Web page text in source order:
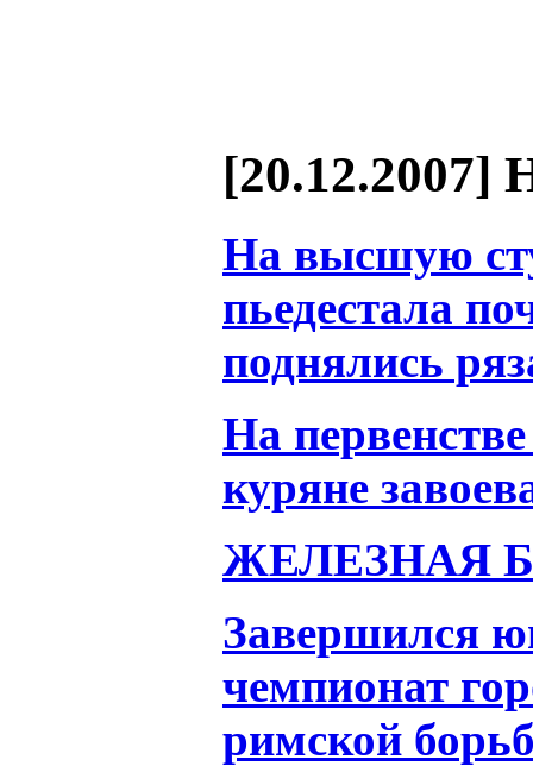
[20.12.2007]
На высшую
пьедестала
поднялись
На
куряне
ЖЕЛЕЗНАЯ
Завершился
чемпионат
римской